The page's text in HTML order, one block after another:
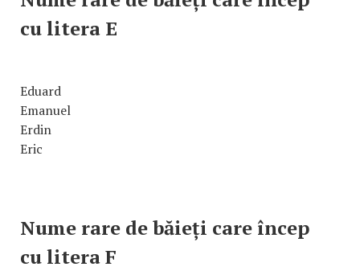
cu litera E
Eduard
Emanuel
Erdin
Eric
Nume rare de băieți care încep
cu litera F